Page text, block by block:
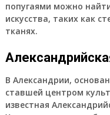
попугаями можно
искусства, таких как
тканях.
В Александрии,
ставшей центром
известная